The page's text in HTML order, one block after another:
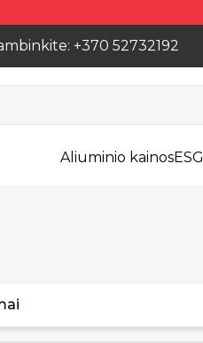
+370 52732192
Aliuminio kainosESG